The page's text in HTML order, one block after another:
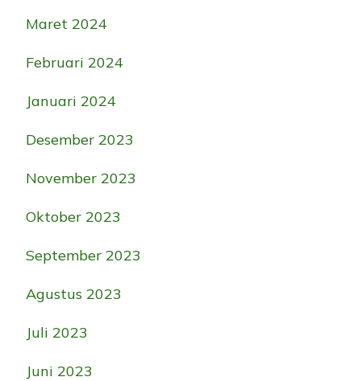
Maret 2024
Februari 2024
Januari 2024
Desember 2023
November 2023
Oktober 2023
September 2023
Agustus 2023
Juli 2023
Juni 2023